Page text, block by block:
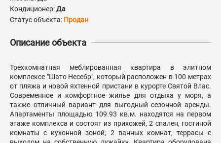
Кондиционер:Да
Статус объекта: Продан
Описание объекта
Трехкомнатная меблированная квартира в элитном
комплексе "Шато Несебр", который расположен в 100 метрах
от пляжа и новой яхтенной пристани в курорте Святой Влас.
Современное и комфортное жилье для отдыха у моря, а
также отличный вариант для выгодный сезонной аренды.
Апартаменты площадью 109.93 кв.м. находятся на первом
этаже комплекса и состоят из прихожей, 2 спален, гостиной
комнаты с кухонной зоной, 2 ванных комнат, террасы с